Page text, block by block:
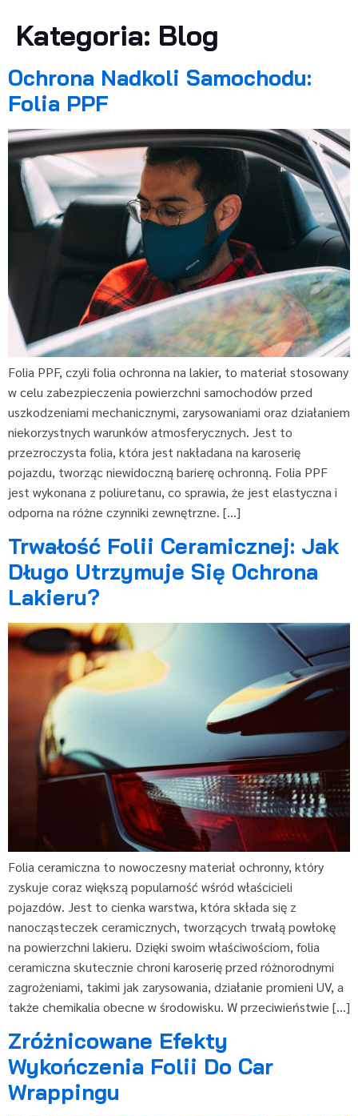
Kategoria: Blog
Ochrona Nadkoli Samochodu:
Folia PPF
Folia PPF, czyli folia ochronna na lakier, to materiał stosowany
w celu zabezpieczenia powierzchni samochodów przed
uszkodzeniami mechanicznymi, zarysowaniami oraz działaniem
niekorzystnych warunków atmosferycznych. Jest to
przezroczysta folia, która jest nakładana na karoserię
pojazdu, tworząc niewidoczną barierę ochronną. Folia PPF
jest wykonana z poliuretanu, co sprawia, że jest elastyczna i
odporna na różne czynniki zewnętrzne. […]
Trwałość Folii Ceramicznej: Jak
Długo Utrzymuje Się Ochrona
Lakieru?
Folia ceramiczna to nowoczesny materiał ochronny, który
zyskuje coraz większą popularność wśród właścicieli
pojazdów. Jest to cienka warstwa, która składa się z
nanocząsteczek ceramicznych, tworzących trwałą powłokę
na powierzchni lakieru. Dzięki swoim właściwościom, folia
ceramiczna skutecznie chroni karoserię przed różnorodnymi
zagrożeniami, takimi jak zarysowania, działanie promieni UV, a
także chemikalia obecne w środowisku. W przeciwieństwie […]
Zróżnicowane Efekty
Wykończenia Folii Do Car
Wrappingu